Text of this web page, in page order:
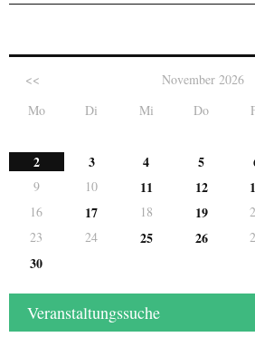
<< November 2026
Mo
Di Mi Do
2 3 4 5
9
10 11 12
16
17 18 19
23
24 25 26
30
Veranstaltungssuche